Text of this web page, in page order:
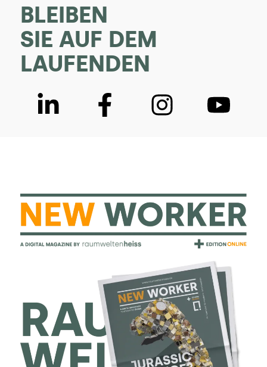
BLEIBEN
SIE AUF DEM
LAUFENDEN